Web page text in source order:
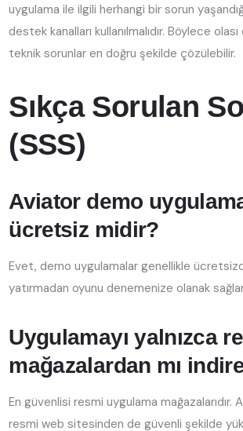
uygulama ile ilgili herhangi bir sorun
destek kanalları kullanılmalıdır. Böylece olası
teknik sorunlar en doğru şekilde çözülebilir.
Sıkça Sorulan
(SSS)
Aviator demo
ücretsiz midir?
Evet, demo uygulamalar genellikle
yatırmadan oyunu denemenize olanak
Uygulamayı yalnızca
mağazalardan mı
En güvenlisi resmi uygulama mağazalarıdır.
resmi web sitesinden de güvenli şekilde